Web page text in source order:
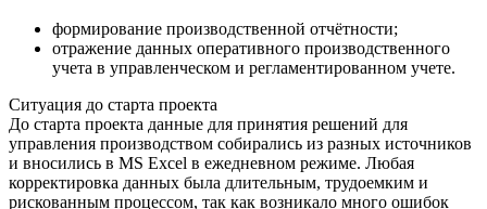
формирование производственной отчётности;
отражение данных оперативного производственного
учета в управленческом и регламентированном учете.
Ситуация до старта проекта
До старта проекта данные для принятия решений для
управления производством собирались из разных источников
и вносились в MS Excel в ежедневном режиме. Любая
корректировка данных была длительным, трудоемким и
рискованным процессом, так как возникало много ошибок